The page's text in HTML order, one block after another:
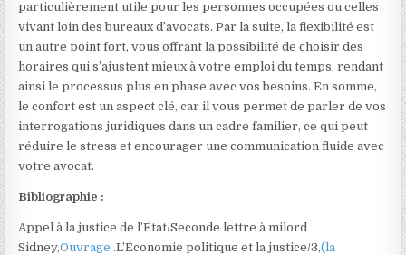
particulièrement utile pour les personnes occupées ou celles
vivant loin des bureaux d’avocats. Par la suite, la flexibilité est
un autre point fort, vous offrant la possibilité de choisir des
horaires qui s’ajustent mieux à votre emploi du temps, rendant
ainsi le processus plus en phase avec vos besoins. En somme,
le confort est un aspect clé, car il vous permet de parler de vos
interrogations juridiques dans un cadre familier, ce qui peut
réduire le stress et encourager une communication fluide avec
votre avocat.
Bibliographie :
Appel à la justice de l’État/Seconde lettre à milord
Sidney,Ouvrage .L’Économie politique et la justice/3,(la